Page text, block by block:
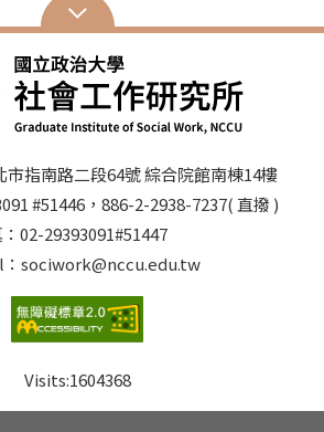
市指南路二段64號 綜合院館南棟14樓
#51446，886-2-2938-7237( 直撥 )
02-29393091#51447
：sociwork@nccu.edu.tw
Visits:1604368